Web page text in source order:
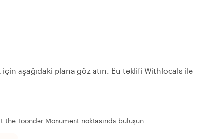
aşağıdaki plana göz atın. Bu teklifi Withlocals ile
Toonder Monument noktasında buluşun